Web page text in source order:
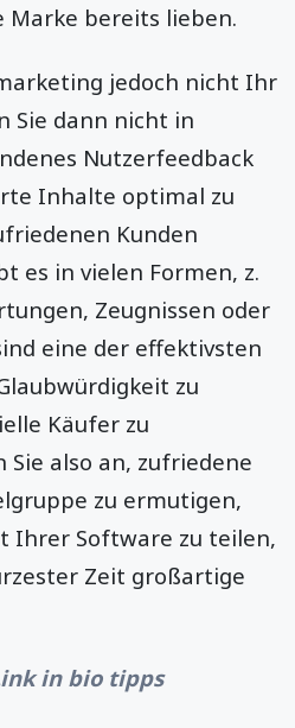
bereits lieben.
jedoch nicht Ihr
Sie dann nicht in
Nutzerfeedback
Inhalte optimal zu
Kunden
es in vielen Formen, z.
Zeugnissen oder
eine der effektivsten
zu
Käufer zu
Sie also an, zufriedene
zu ermutigen,
Ihrer Software zu teilen,
Zeit großartige
in bio tipps